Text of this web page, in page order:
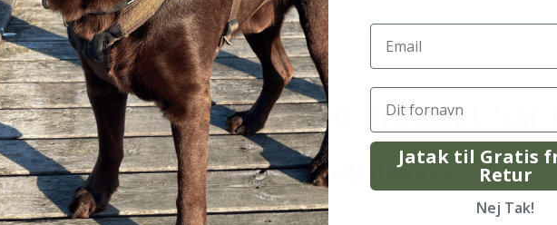
der har købt dette produkt har
Ocoopa UT4 Young Håndvarmer
Jatak til Gratis
Retur
Nej Tak!